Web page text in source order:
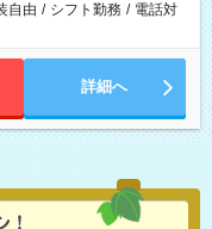
自由 / シフト勤務 / 電話対
詳細へ